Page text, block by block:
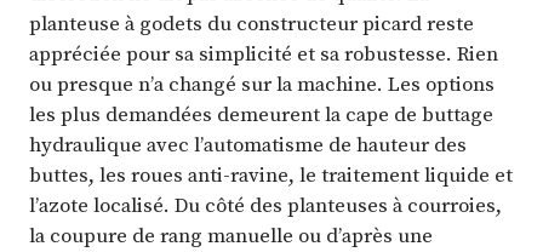
planteuse à godets du constructeur picard reste
appréciée pour sa simplicité et sa robustesse. Rien
ou presque n’a changé sur la machine. Les options
les plus demandées demeurent la cape de buttage
hydraulique avec l’automatisme de hauteur des
buttes, les roues anti-ravine, le traitement liquide et
l’azote localisé. Du côté des planteuses à courroies,
la coupure de rang manuelle ou d’après une